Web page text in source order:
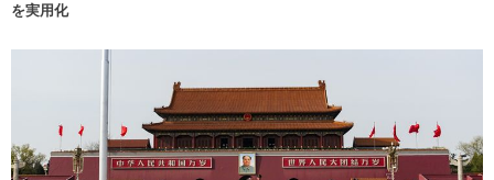
を実用化